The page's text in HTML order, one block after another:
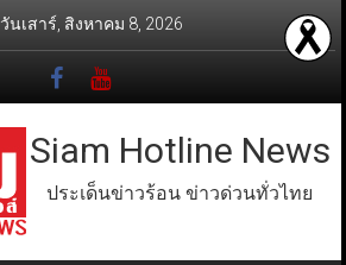
วันเสาร์, สิงหาคม 8, 2026
Siam Hotline News
ประเด็นข่าวร้อน ข่าวด่วนทั่วไทย